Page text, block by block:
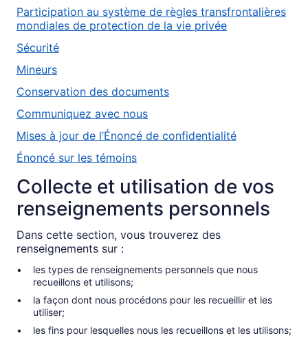
Participation au système de règles transfrontalières
mondiales de protection de la vie privée
Sécurité
Mineurs
Conservation des documents
Communiquez avec nous
Mises à jour de l’Énoncé de confidentialité
Énoncé sur les témoins
Collecte et utilisation de vos
renseignements personnels
Dans cette section, vous trouverez des
renseignements sur :
les types de renseignements personnels que nous
recueillons et utilisons;
la façon dont nous procédons pour les recueillir et les
utiliser;
les fins pour lesquelles nous les recueillons et les utilisons;